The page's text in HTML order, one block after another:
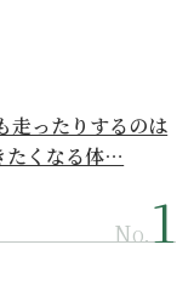
走ったりするのは
くなる体…
No.